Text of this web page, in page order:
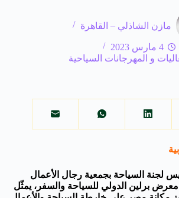
مازن الشاذلي – القاهرة
4 مارس 2023
و المهرجانات السياحية
لجنة السياحة بجمعية رجال الأعمال
معرض برلين الدولي للسياحة والسفر، يمثّل